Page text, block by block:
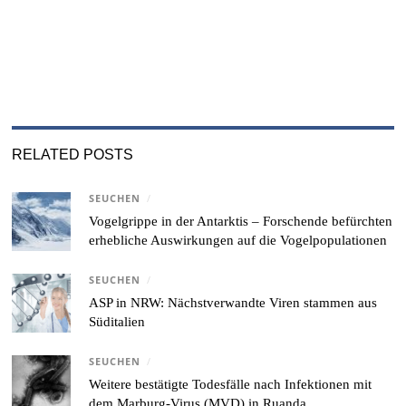
RELATED POSTS
SEUCHEN /
Vogelgrippe in der Antarktis – Forschende befürchten
erhebliche Auswirkungen auf die Vogelpopulationen
SEUCHEN /
ASP in NRW: Nächstverwandte Viren stammen aus
Süditalien
SEUCHEN /
Weitere bestätigte Todesfälle nach Infektionen mit